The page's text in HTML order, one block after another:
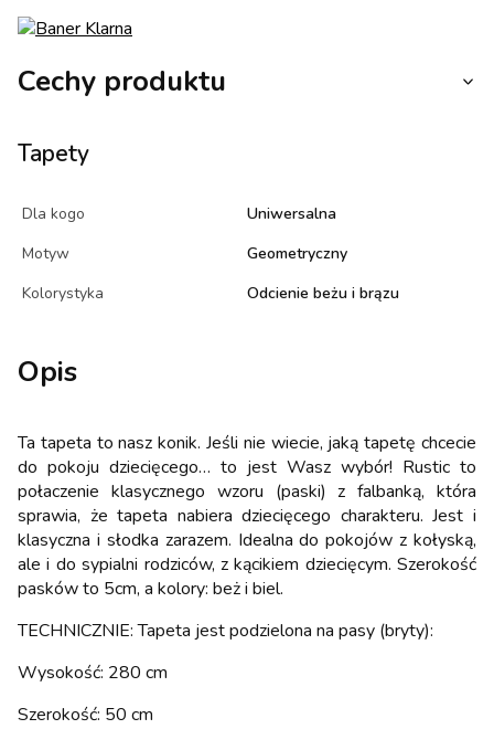
Cechy produktu
Tapety
Dla kogo
Uniwersalna
Motyw
Geometryczny
Kolorystyka
Odcienie beżu i brązu
Opis
Ta tapeta to nasz konik. Jeśli nie wiecie, jaką tapetę chcecie
do pokoju dziecięcego… to jest Wasz wybór! Rustic to
połaczenie klasycznego wzoru (paski) z falbanką, która
sprawia, że tapeta nabiera dziecięcego charakteru. Jest i
klasyczna i słodka zarazem. Idealna do pokojów z kołyską,
ale i do sypialni rodziców, z kącikiem dziecięcym. Szerokość
pasków to 5cm, a kolory: beż i biel.
TECHNICZNIE: Tapeta jest podzielona na pasy (bryty):
Wysokość: 280 cm
Szerokość: 50 cm